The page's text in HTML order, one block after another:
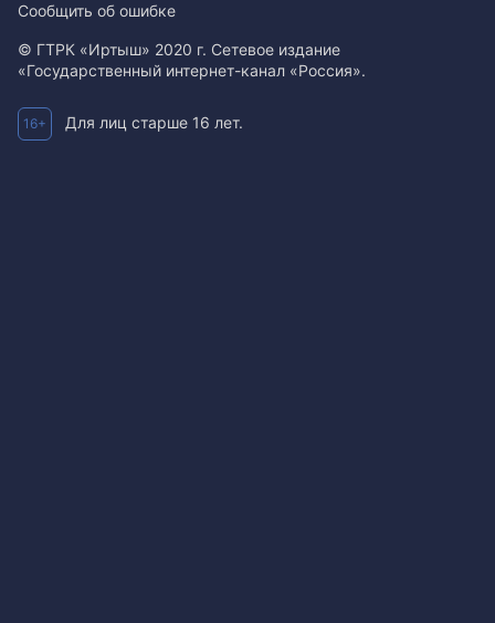
Сообщить об ошибке
© ГТРК «Иртыш» 2020 г. Сетевое издание
«Государственный интернет-канал «Россия».
16+ Для лиц старше 16 лет.